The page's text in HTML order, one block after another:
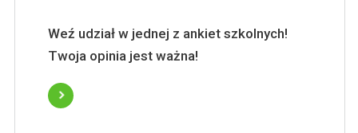
Weź udział w jednej z ankiet szkolnych!
Twoja opinia jest ważna!